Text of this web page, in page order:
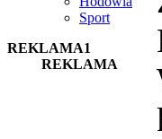
Sport
REKLAMA1
REKLAMA